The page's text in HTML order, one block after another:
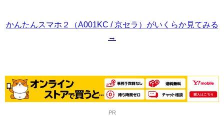
かんたんスマホ２（A001KC / 京セラ）がいくらか見てみる
→
PR